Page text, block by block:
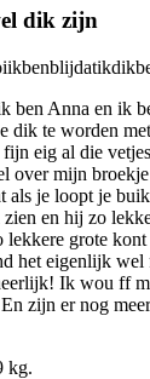
dik zijn
ben Anna en ik
dik te worden
eig al die
over mijn broekje
als je loopt je
zien en hij zo
lekkere grote
het eigenlijk
Ik wou ff
zijn er nog
kg.